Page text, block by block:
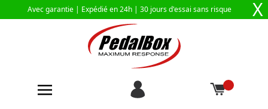
Avec garantie | Expédié en 24h | 30 jours d'essai sans risque X